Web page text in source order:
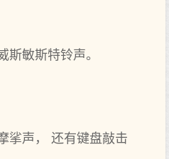
斯敏斯特铃声。
挲声， 还有键盘敲击